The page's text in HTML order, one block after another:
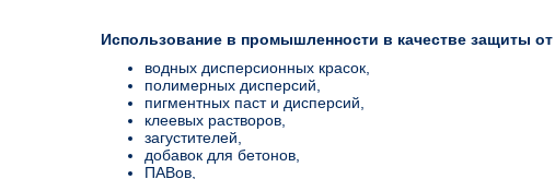
Использование в промышленности в качестве защиты
водных дисперсионных красок,
полимерных дисперсий,
пигментных паст и дисперсий,
клеевых растворов,
загустителей,
добавок для бетонов,
ПАВов,